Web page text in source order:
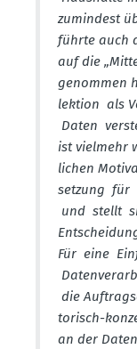
zumindest
führte auch
auf die
genommen
lektion als
Daten
ist vielmehr
lichen
setzung für
und stellt
Für eine
die
to­risch-
an der